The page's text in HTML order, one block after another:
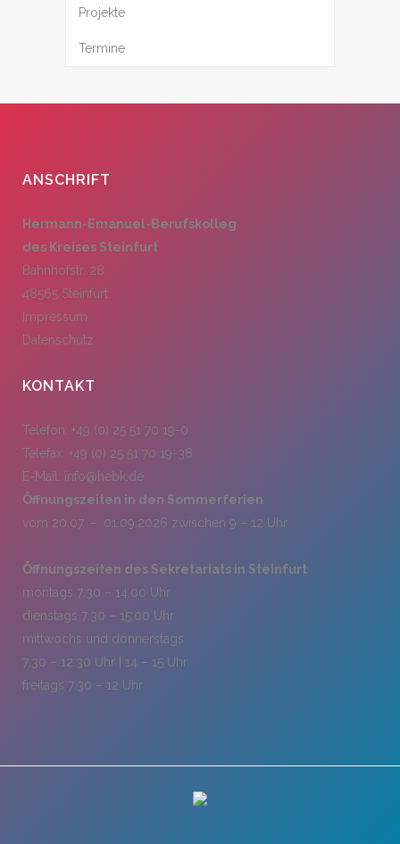
Projekte
Termine
ANSCHRIFT
Hermann-Emanuel-Berufskolleg
des Kreises Steinfurt
Bahnhofstr. 28
48565 Steinfurt
Impressum
Datenschutz
KONTAKT
Telefon: +49 (0) 25 51 70 19-0
Telefax: +49 (0) 25 51 70 19-38
E-Mail: info@hebk.de
Öffnungszeiten in den Sommerferien
vom 20.07. – 01.09.2026 zwischen 9 – 12 Uhr
Öffnungszeiten des Sekretariats in Steinfurt
montags 7:30 – 14:00 Uhr
dienstags 7:30 – 15:00 Uhr
mittwochs und donnerstags
7:30 – 12:30 Uhr | 14 – 15 Uhr
freitags 7:30 – 12 Uhr